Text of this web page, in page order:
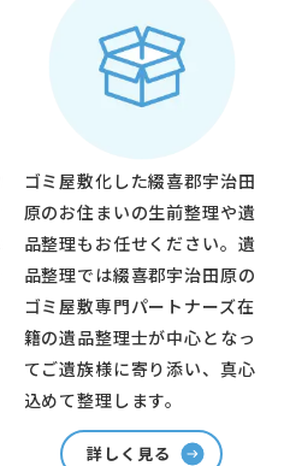
ゴミ屋敷化した綴喜郡宇治田
原のお住まいの生前整理や遺
品整理もお任せください。遺
品整理では綴喜郡宇治田原の
ゴミ屋敷専門パートナーズ在
籍の遺品整理士が中心となっ
てご遺族様に寄り添い、真心
込めて整理します。
詳しく見る